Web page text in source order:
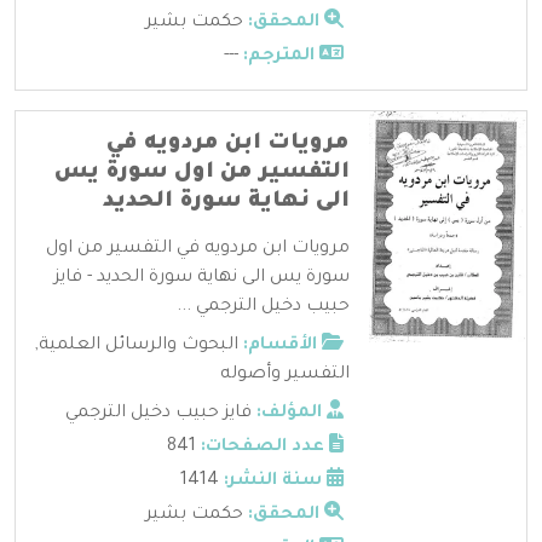
المحقق: حكمت بشير
المترجم: ---
مرويات ابن مردويه في
التفسير من اول سورة يس
الى نهاية سورة الحديد
مرويات ابن مردويه في التفسير من اول
سورة يس الى نهاية سورة الحديد - فايز
حبيب دخيل الترجمي ...
الأقسام: البحوث والرسائل العلمية,
التفسير وأصوله
المؤلف: فايز حبيب دخيل الترجمي
عدد الصفحات:
سنة النشر:
المحقق: حكمت بشير